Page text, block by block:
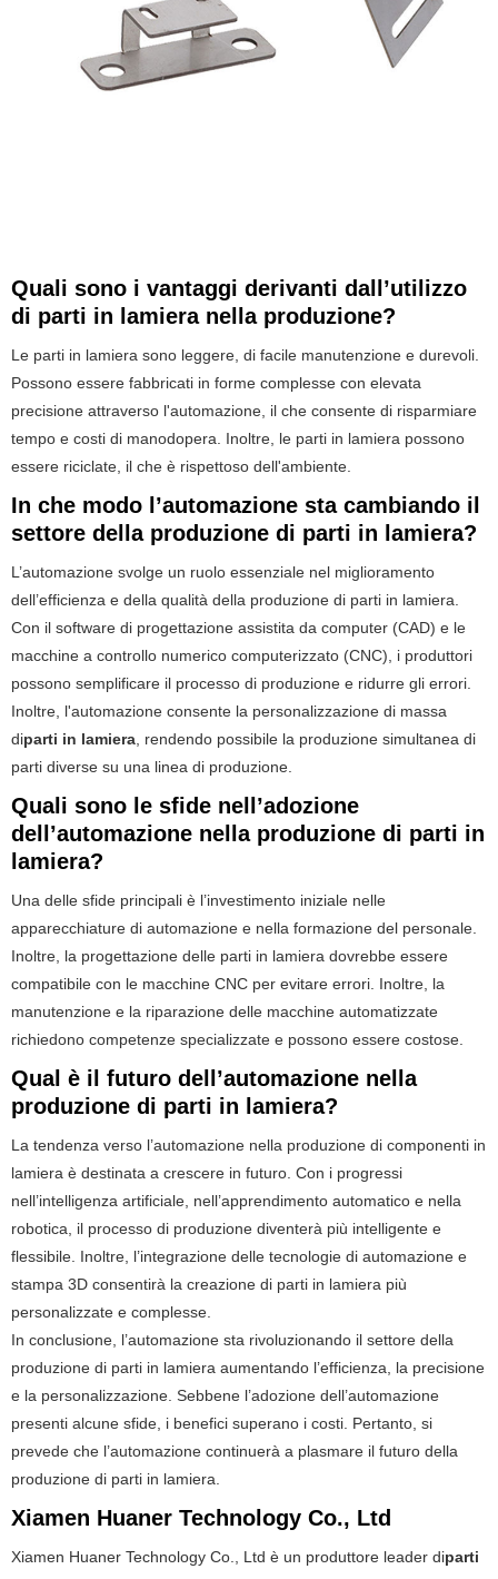
Quali sono i vantaggi derivanti dall’utilizzo
di parti in lamiera nella produzione?
Le parti in lamiera sono leggere, di facile manutenzione e durevoli.
Possono essere fabbricati in forme complesse con elevata
precisione attraverso l'automazione, il che consente di risparmiare
tempo e costi di manodopera. Inoltre, le parti in lamiera possono
essere riciclate, il che è rispettoso dell'ambiente.
In che modo l’automazione sta cambiando il
settore della produzione di parti in lamiera?
L’automazione svolge un ruolo essenziale nel miglioramento
dell’efficienza e della qualità della produzione di parti in lamiera.
Con il software di progettazione assistita da computer (CAD) e le
macchine a controllo numerico computerizzato (CNC), i produttori
possono semplificare il processo di produzione e ridurre gli errori.
Inoltre, l'automazione consente la personalizzazione di massa
diparti in lamiera , rendendo possibile la produzione simultanea di
parti diverse su una linea di produzione.
Quali sono le sfide nell’adozione
dell’automazione nella produzione di parti in
lamiera?
Una delle sfide principali è l’investimento iniziale nelle
apparecchiature di automazione e nella formazione del personale.
Inoltre, la progettazione delle parti in lamiera dovrebbe essere
compatibile con le macchine CNC per evitare errori. Inoltre, la
manutenzione e la riparazione delle macchine automatizzate
richiedono competenze specializzate e possono essere costose.
Qual è il futuro dell’automazione nella
produzione di parti in lamiera?
La tendenza verso l’automazione nella produzione di componenti in
lamiera è destinata a crescere in futuro. Con i progressi
nell’intelligenza artificiale, nell’apprendimento automatico e nella
robotica, il processo di produzione diventerà più intelligente e
flessibile. Inoltre, l’integrazione delle tecnologie di automazione e
stampa 3D consentirà la creazione di parti in lamiera più
personalizzate e complesse.
In conclusione, l’automazione sta rivoluzionando il settore della
produzione di parti in lamiera aumentando l’efficienza, la precisione
e la personalizzazione. Sebbene l’adozione dell’automazione
presenti alcune sfide, i benefici superano i costi. Pertanto, si
prevede che l’automazione continuerà a plasmare il futuro della
produzione di parti in lamiera.
Xiamen Huaner Technology Co., Ltd
Xiamen Huaner Technology Co., Ltd è un produttore leader diparti